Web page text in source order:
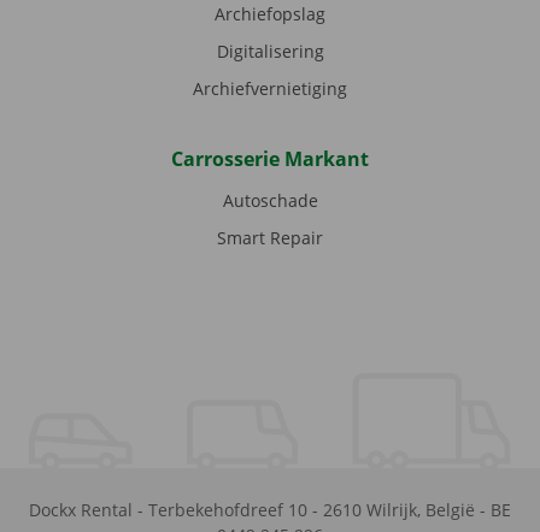
Archiefopslag
Digitalisering
Archiefvernietiging
Carrosserie Markant
Autoschade
Smart Repair
Dockx Rental - Terbekehofdreef 10 - 2610 Wilrijk, België - BE